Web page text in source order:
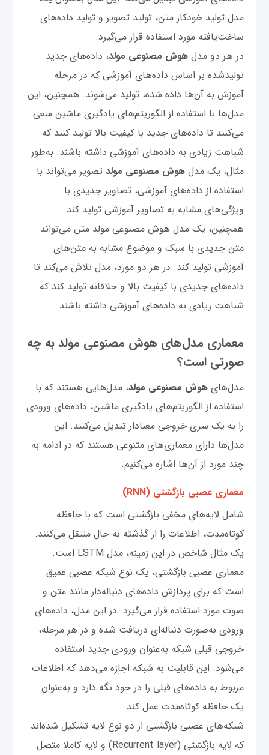
مدل تولید خودکار متن، تولید تصویر و تولید داده‌های
ساخت‌یافته مورد استفاده قرار می‌گیرد.
در هر دو مدل هوش مصنوعی مولد، داده‌های جدید
تولید‌شده بر اساس داده‌های آموزشی که در مرحله
آموزش به آن‌ها داده شده، تولید می‌شوند. همچنین، این
مدل‌ها با استفاده از الگوریتم‌های یادگیری ماشین سعی
می‌کنند تا داده‌های جدید با کیفیت بالا تولید کنند که
شباهت زیادی به داده‌های آموزشی داشته باشند. به‌طور
مثال، یک مدلهوش مصنوعی مولد تصویر می‌تواند با
استفاده از داده‌های آموزشی، تصاویر جدیدی با
ویژگی‌های مشابه به تصاویر آموزشی تولید کند.
همچنین، یک مدل هوش مصنوعی مولد متن می‌تواند
متن جدیدی با سبک و موضوع مشابه به متن‌های
آموزشی تولید کند. در هر دو مورد، مدل تلاش می‌کند تا
داده‌های جدیدی با کیفیت بالا و خلاقانه تولید کند که
شباهت زیادی به داده‌های آموزشی داشته باشند.
معماری مدل‌های هوش مصنوعی مولد به چه
صورتی است؟
مدل‌هایهوش مصنوعی مولد، مدل‌هایی هستند که با
استفاده از الگوریتم‌های یادگیری ماشین، داده‌های ورودی
را به یک سری خروجی معنادار تبدیل می‌کنند. این
مدل‌ها دارای معماری‌های متنوعی هستند که در ادامه به
چند مورد از آن‌ها اشاره می‌کنیم.
معماری عصبی بازگشتی (RNN)
شامل لایه‌های مخفی بازگشتی است که با حافظه
کوتاه‌مدت، اطلاعات را از گذشته به حال منتقل می‌کنند.
یک مثال شاخص در این زمینه، مدل LSTM است.
معماری عصبی بازگشتی، یک نوع شبکه عصبی عمیق
است که برای پردازش داده‌های دنباله‌دار مانند متن و
صوت مورد استفاده قرار می‌گیرد. در این مدل، داده‌های
ورودی به‌صورت دنباله‌ای دریافت شده و در هر مرحله،
خروجی قبلی شبکه به‌عنوان ورودی جدید استفاده
می‌شود. این قابلیت به شبکه اجازه می‌دهد که اطلاعات
مربوط به داده‌های قبلی را در خود نگه دارد و به‌عنوان
یک حافظه کوتاه‌مدت عمل کند.
شبکه‌های عصبی بازگشتی از دو نوع لایه تشکیل شده‌اند
که لایه بازگشتی (Recurrent layer) و لایه کاملا متصل